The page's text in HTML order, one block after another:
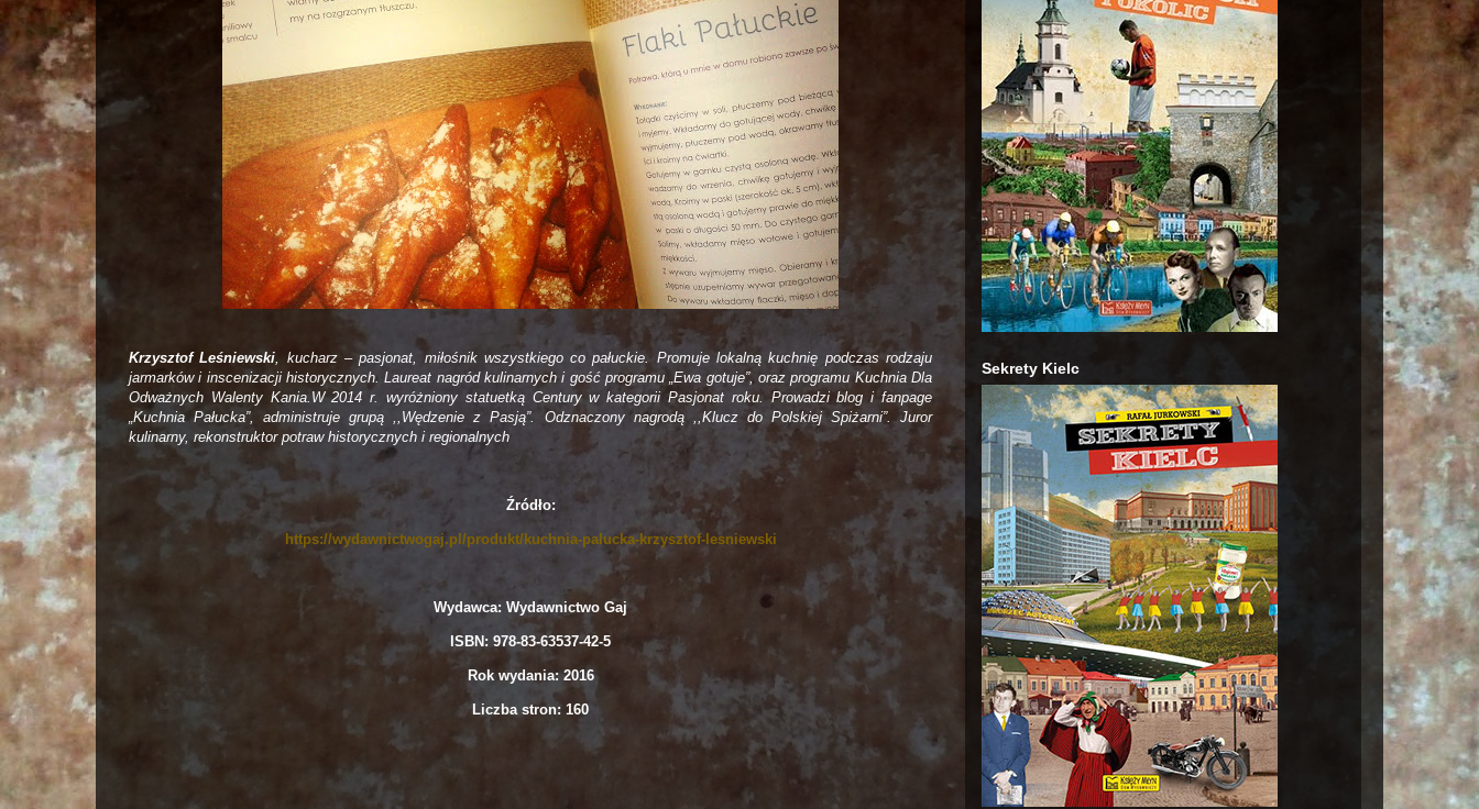
Krzysztof Leśniewski, kucharz – pasjonat, miłośnik wszystkiego co pałuckie. Promuje lokalną kuchnię podczas rodzaju
jarmarków i inscenizacji historycznych. Laureat nagród kulinarnych i gość programu „Ewa gotuje”, oraz programu Kuchnia Dla
Odważnych Walenty Kania.W 2014 r. wyróżniony statuetką Century w kategorii Pasjonat roku. Prowadzi blog i fanpage
„Kuchnia Pałucka”, administruje grupą ,,Wędzenie z Pasją”. Odznaczony nagrodą ,,Klucz do Polskiej Spiżarni”. Juror
kulinarny, rekonstruktor potraw historycznych i regionalnych
Źródło:
https://wydawnictwogaj.pl/produkt/kuchnia-palucka-krzysztof-lesniewski
Wydawca: Wydawnictwo Gaj
ISBN: 978-83-63537-42-5
Rok wydania: 2016
Liczba stron: 160
Sekrety Kielc